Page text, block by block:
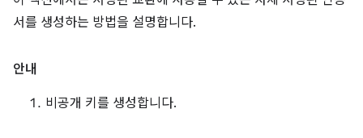
서를 생성하는 방법을 설명합니다.
안내
비공개 키를 생성합니다.